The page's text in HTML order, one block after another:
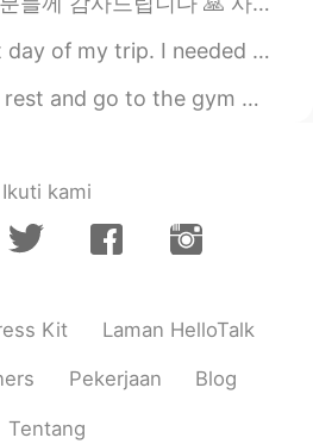
this break. I didn’t know these places existed in Amer...
After I ate dinner and went shopping 🛍 Now I’m w...
Ikuti kami
Kit Laman HelloTalk
Pekerjaan Blog
Tentang